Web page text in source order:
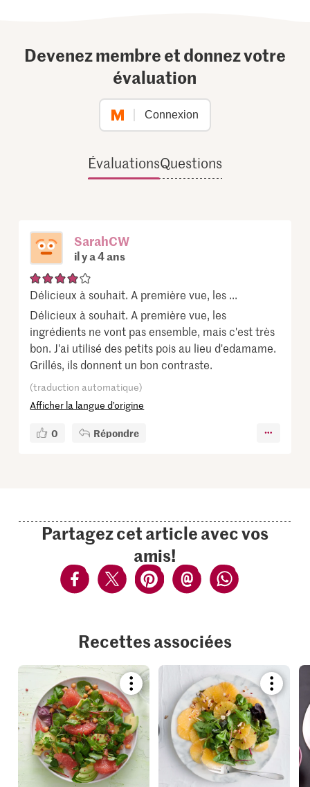
Devenez membre et donnez votre
évaluation
Connexion
ÉvaluationsQuestions
SarahCW
il y a 4 ans
Délicieux à souhait. A première vue, les ...
Délicieux à souhait. A première vue, les
ingrédients ne vont pas ensemble, mais c'est très
bon. J'ai utilisé des petits pois au lieu d'edamame.
Grillés, ils donnent un bon contraste.
(traduction automatique)
Afficher la langue d’origine
0 Répondre
Partagez cet article avec vos
amis!
Recettes associées
Bookmark
recipe
or
add
it
to
your
collections.
recipe
or
add
it
to
your